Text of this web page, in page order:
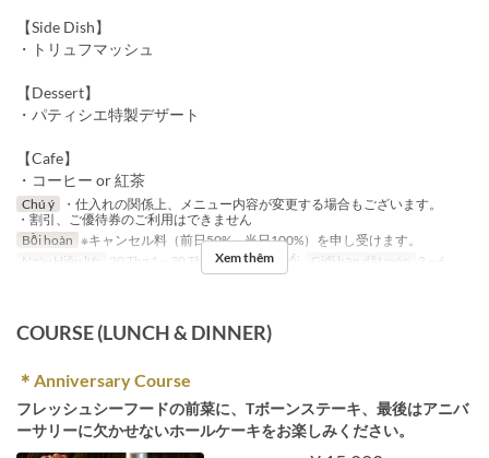
【Side Dish】
・トリュフマッシュ
【Dessert】
・パティシエ特製デザート
【Cafe】
・コーヒー or 紅茶
Chú ý
・仕入れの関係上、メニュー内容が変更する場合もございます。
・割引、ご優待券のご利用はできません
Bồi hoàn ※キャンセル料（前日50%、当日100%）を申し受けます。
Ngày Hiệu lực
20 Thg 1 ~ 30 Thg 6 Bữa Bữa tối Giới hạn dặt món 2 ~ 6
Xem thêm
COURSE (LUNCH & DINNER)
＊Anniversary Course
フレッシュシーフードの前菜に、Tボーンステーキ、最後はアニバ
ーサリーに欠かせないホールケーキをお楽しみください。